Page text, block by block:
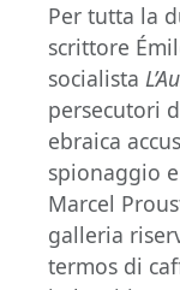
Per tutta la
scrittore
socialista
persecutori
ebraica
spionaggio
Marcel
galleria
termos di